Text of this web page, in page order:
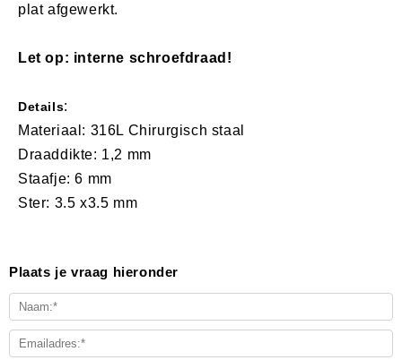
plat afgewerkt.
​Let op: interne schroefdraad!
Details:
Materiaal: 316L Chirurgisch staal
Draaddikte: 1,2 mm
Staafje: 6 mm
Ster: 3.5 x3.5 mm
Plaats je vraag hieronder